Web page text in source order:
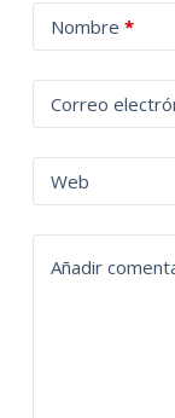
Nombre *
Correo
Web
Añadir
l
t
a
t